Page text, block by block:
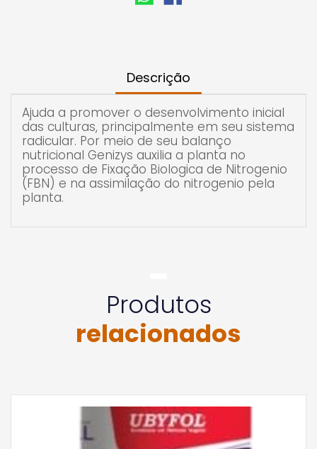
Descrição
Ajuda a promover o desenvolvimento inicial
das culturas, principalmente em seu sistema
radicular. Por meio de seu balanço
nutricional Genizys auxilia a planta no
processo de Fixação Biologica de Nitrogenio
(FBN) e na assimilação do nitrogenio pela
planta.
Produtos
relacionados